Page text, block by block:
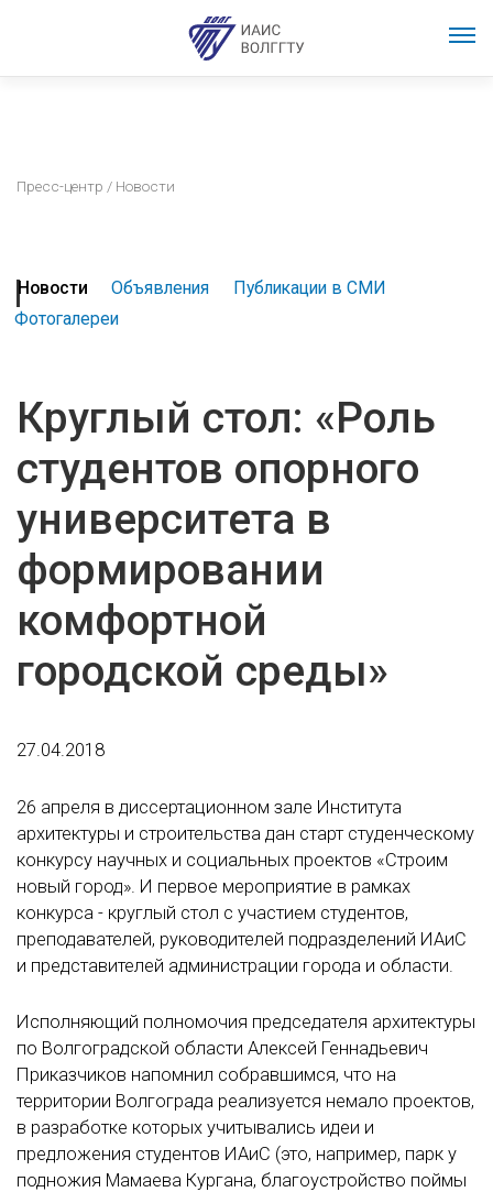
Пресс-центр / Новости
Новости Объявления
Публикации в СМИ
Фотогалереи
Круглый стол: «Роль
студентов опорного
университета в
формировании
комфортной
городской среды»
27.04.2018
26 апреля в диссертационном зале Института
архитектуры и строительства дан старт студенческому
конкурсу научных и социальных проектов «Строим
новый город». И первое мероприятие в рамках
конкурса - круглый стол с участием студентов,
преподавателей, руководителей подразделений ИАиС
и представителей администрации города и области.
Исполняющий полномочия председателя архитектуры
по Волгоградской области Алексей Геннадьевич
Приказчиков напомнил собравшимся, что на
территории Волгограда реализуется немало проектов,
в разработке которых учитывались идеи и
предложения студентов ИАиС (это, например, парк у
подножия Мамаева Кургана, благоустройство поймы